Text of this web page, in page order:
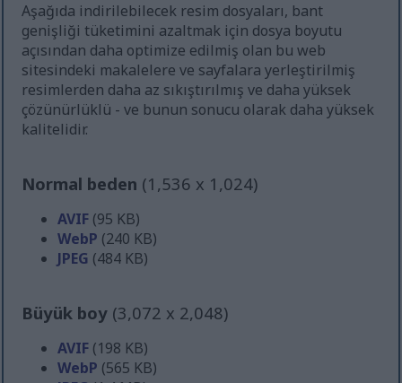
Aşağıda indirilebilecek resim dosyaları, bant
genişliği tüketimini azaltmak için dosya boyutu
açısından daha optimize edilmiş olan bu web
sitesindeki makalelere ve sayfalara yerleştirilmiş
resimlerden daha az sıkıştırılmış ve daha yüksek
çözünürlüklü - ve bunun sonucu olarak daha yüksek
kalitelidir.
Normal beden (1,536 x 1,024)
AVIF (95 KB)
WebP (240 KB)
JPEG (484 KB)
Büyük boy (3,072 x 2,048)
AVIF (198 KB)
WebP (565 KB)